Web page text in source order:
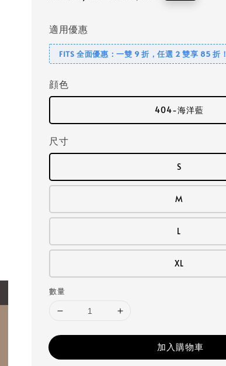
適用優惠
FITS 全面優惠：一雙 9 折，任選 2 雙享 85 折！
顔色
404-海洋藍
尺寸
S
M
L
XL
數量
加入購物車